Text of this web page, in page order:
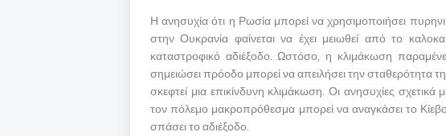
Η ανησυχία ότι η Ρωσία μπορεί να χρησιμοποιήσει
στην Ουκρανία φαίνεται να έχει μειωθεί από το
καταστροφικό αδιέξοδο. Ωστόσο, η κλιμάκωση
σημειώσει πρόοδο μπορεί να απειλήσει την
σκεφτεί μια επικίνδυνη κλιμάκωση. Οι ανησυχίες
τον πόλεμο μακροπρόθεσμα μπορεί να αναγκάσει το
σπάσει το αδιέξοδο.